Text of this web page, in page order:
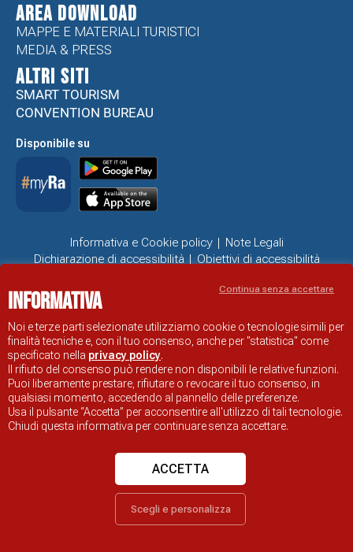
Area Download
MAPPE E MATERIALI TURISTICI
MEDIA & PRESS
ALTRI SITI
SMART TOURISM
CONVENTION BUREAU
Disponibile su
Informativa e Cookie policy
Note Legali
Dichiarazione di accessibilità
Obiettivi di accessibilità
SITO UFFICIALE DI INFORMAZIONE TURISTICA DI RAVENNA
Informativa
Noi e terze parti selezionate utilizziamo cookie o tecnologie simili per
finalità tecniche e, con il tuo consenso, anche per "statistica" come
specificato nella privacy policy.
Il rifiuto del consenso può rendere non disponibili le relative funzioni.
Puoi liberamente prestare, rifiutare o revocare il tuo consenso, in
qualsiasi momento, accedendo al pannello delle preferenze.
Usa il pulsante “Accetta” per acconsentire all'utilizzo di tali tecnologie.
Chiudi questa informativa per continuare senza accettare.
Scegli e personalizza
ACCETTA
Continua senza accettare